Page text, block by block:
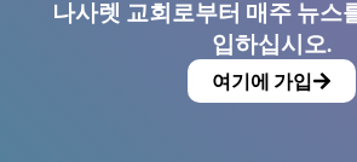
나사렛 교회로부터 매주 뉴스
입하십시오.
여기에 가입